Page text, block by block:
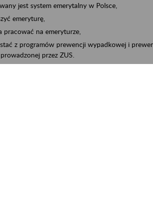
jest system emerytalny w Polsce,
emeryturę,
pracować na emeryturze,
z programów prewencji wypadkowej i
przez ZUS.